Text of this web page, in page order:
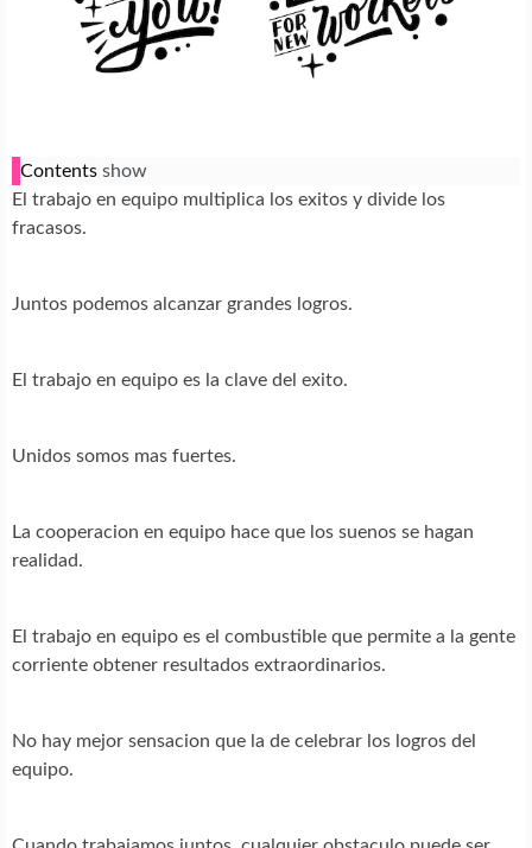
Contents show
El trabajo en equipo multiplica los exitos y divide los
fracasos.
Juntos podemos alcanzar grandes logros.
El trabajo en equipo es la clave del exito.
Unidos somos mas fuertes.
La cooperacion en equipo hace que los suenos se hagan
realidad.
El trabajo en equipo es el combustible que permite a la gente
corriente obtener resultados extraordinarios.
No hay mejor sensacion que la de celebrar los logros del
equipo.